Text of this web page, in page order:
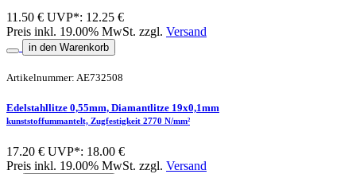
11.50 € UVP*: 12.25 €
Preis inkl. 19.00% MwSt. zzgl. Versand
in den Warenkorb
Artikelnummer: AE732508
Edelstahllitze 0,55mm, Diamantlitze 19x0,1mm
kunststoffummantelt, Zugfestigkeit 2770 N/mm²
17.20 € UVP*: 18.00 €
Preis inkl. 19.00% MwSt. zzgl. Versand